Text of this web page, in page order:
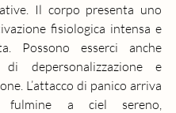
Il corpo presenta uno
fisiologica intensa e
Possono esserci anche
di depersonalizzazione e
L’attacco di panico arriva
a ciel sereno,